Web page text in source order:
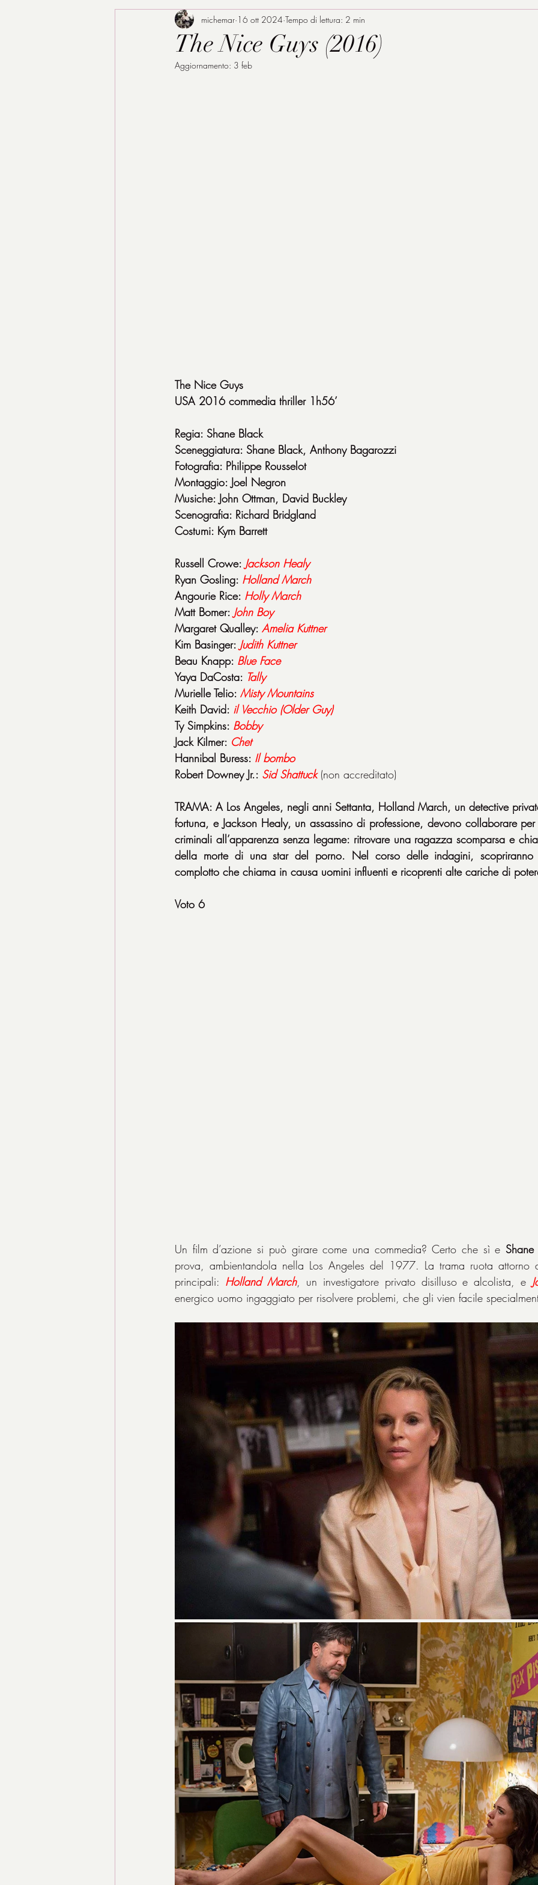
The Nice Guys (2016)
michemar 16 ott 2024 Tempo di lettura: 2 min
Aggiornamento: 3 feb
The Nice Guys
USA 2016 commedia thriller 1h56’
Regia: Shane Black
Sceneggiatura: Shane Black, Anthony Bagarozzi
Fotografia: Philippe Rousselot
Montaggio: Joel Negron
Musiche: John Ottman, David Buckley
Scenografia: Richard Bridgland
Costumi: Kym Barrett
Russell Crowe: Jackson Healy
Ryan Gosling: Holland March
Angourie Rice: Holly March
Matt Bomer: John Boy
Margaret Qualley: Amelia Kuttner
Kim Basinger: Judith Kuttner
Beau Knapp: Blue Face
Yaya DaCosta: Tally
Murielle Telio: Misty Mountains
Keith David: il Vecchio (Older Guy)
Ty Simpkins: Bobby
Jack Kilmer: Chet
Hannibal Buress: Il bombo
Robert Downey Jr.: Sid Shattuck (non accreditato)
TRAMA: A Los Angeles, negli anni Settanta, Holland March, un detective
fortuna, e Jackson Healy, un assassino di professione, devono collaborare
criminali all’apparenza senza legame: ritrovare una ragazza scomparsa e
della morte di una star del porno. Nel corso delle indagini, scopriranno
complotto che chiama in causa uomini influenti e ricoprenti alte cariche di
Voto 6
Un film d’azione si può girare come una commedia? Certo che sì e
prova, ambientandola nella Los Angeles del 1977. La trama ruota attorno
principali: Holland March, un investigatore privato disilluso e alcolista, e
energico uomo ingaggiato per risolvere problemi, che gli vien facile